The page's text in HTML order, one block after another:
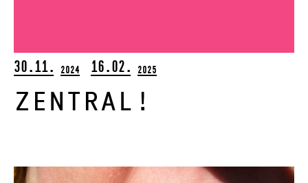
30.11. 2024 16.02. 2025
zentral!